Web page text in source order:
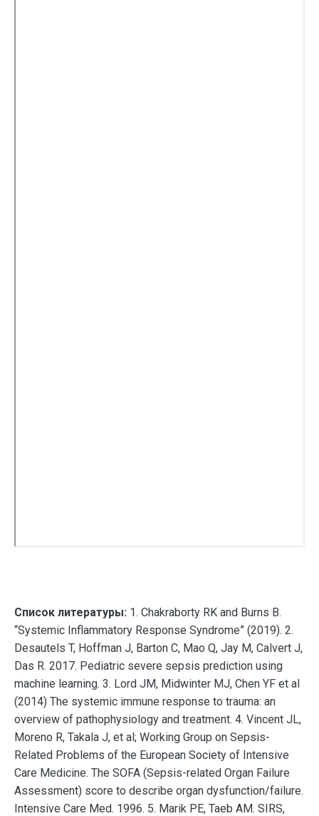
Список литературы: 1. Chakraborty RK and Burns B.
“Systemic Inflammatory Response Syndrome” (2019). 2.
Desautels T, Hoffman J, Barton C, Mao Q, Jay M, Calvert J,
Das R. 2017. Pediatric severe sepsis prediction using
machine learning. 3. Lord JM, Midwinter MJ, Chen YF et al
(2014) The systemic immune response to trauma: an
overview of pathophysiology and treatment. 4. Vincent JL,
Moreno R, Takala J, et al; Working Group on Sepsis-
Related Problems of the European Society of Intensive
Care Medicine. The SOFA (Sepsis-related Organ Failure
Assessment) score to describe organ dysfunction/failure.
Intensive Care Med. 1996. 5. Marik PE, Taeb AM. SIRS,